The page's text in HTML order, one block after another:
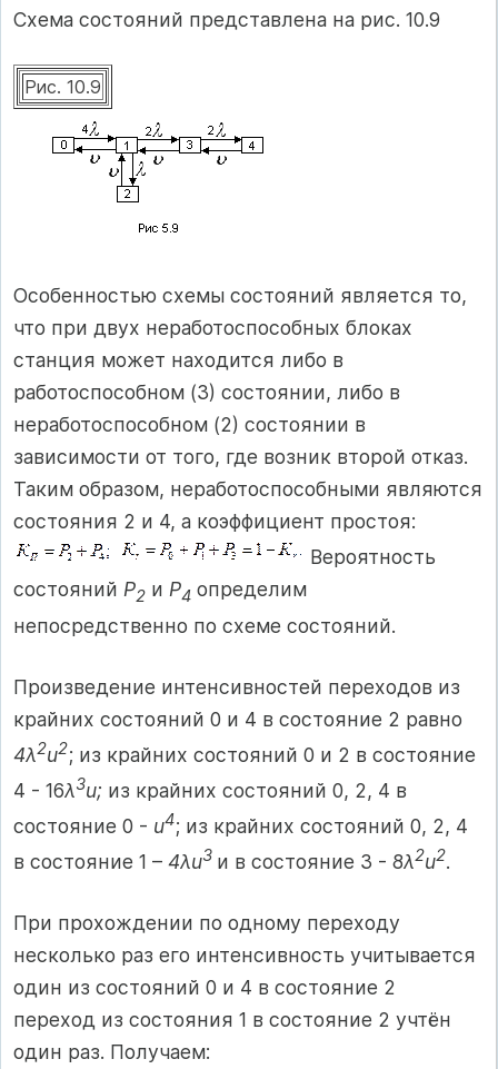
Схема состояний представлена на рис. 10.9
Рис. 10.9
Особенностью схемы состояний является то,
что при двух неработоспособных блоках
станция может находится либо в
работоспособном (3) состоянии, либо в
неработоспособном (2) состоянии в
зависимости от того, где возник второй отказ.
Таким образом, неработоспособными являются
состояния 2 и 4, а коэффициент простоя:
Вероятность
состояний Р2 и Р4 определим
непосредственно по схеме состояний.
Произведение интенсивностей переходов из
крайних состояний 0 и 4 в состояние 2 равно
4λ2u2; из крайних состояний 0 и 2 в состояние
4 - 16λ3u; из крайних состояний 0, 2, 4 в
состояние 0 - u4; из крайних состояний 0, 2, 4
в состояние 1 – 4λu3 и в состояние 3 - 8λ2u2.
При прохождении по одному переходу
несколько раз его интенсивность учитывается
один из состояний 0 и 4 в состояние 2
переход из состояния 1 в состояние 2 учтён
один раз. Получаем: